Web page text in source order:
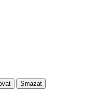
Smazat